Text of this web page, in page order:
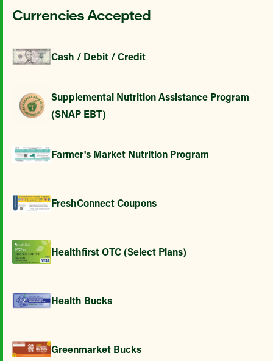
Currencies Accepted
Cash / Debit / Credit
Supplemental Nutrition Assistance Program
(SNAP EBT)
Farmer's Market Nutrition Program
FreshConnect Coupons
Healthfirst OTC (Select Plans)
Health Bucks
Greenmarket Bucks